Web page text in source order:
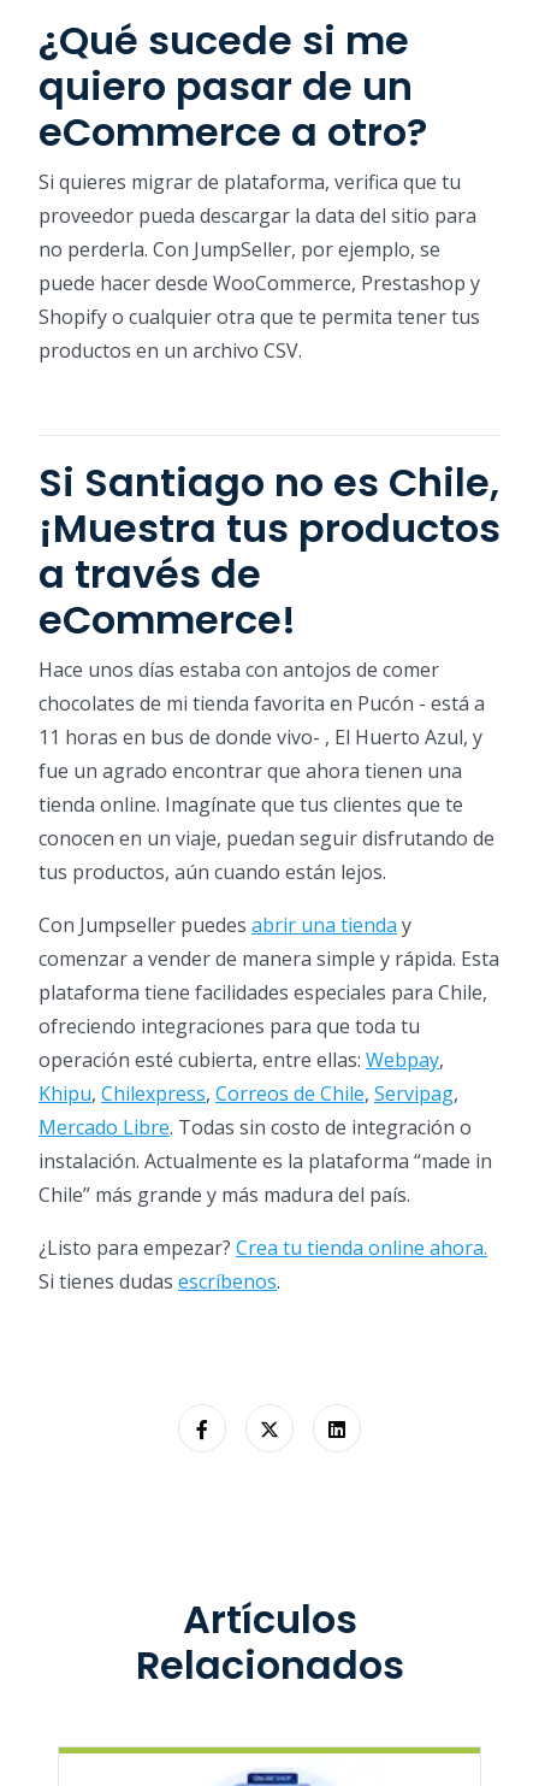
¿Qué sucede si me
quiero pasar de un
eCommerce a otro?
Si quieres migrar de plataforma, verifica que tu
proveedor pueda descargar la data del sitio para
no perderla. Con JumpSeller, por ejemplo, se
puede hacer desde WooCommerce, Prestashop y
Shopify o cualquier otra que te permita tener tus
productos en un archivo CSV.
Si Santiago no es Chile,
¡Muestra tus productos
a través de
eCommerce!
Hace unos días estaba con antojos de comer
chocolates de mi tienda favorita en Pucón - está a
11 horas en bus de donde vivo- , El Huerto Azul, y
fue un agrado encontrar que ahora tienen una
tienda online. Imagínate que tus clientes que te
conocen en un viaje, puedan seguir disfrutando de
tus productos, aún cuando están lejos.
Con Jumpseller puedes abrir una tienda y
comenzar a vender de manera simple y rápida. Esta
plataforma tiene facilidades especiales para Chile,
ofreciendo integraciones para que toda tu
operación esté cubierta, entre ellas: Webpay,
Khipu, Chilexpress, Correos de Chile, Servipag,
Mercado Libre. Todas sin costo de integración o
instalación. Actualmente es la plataforma “made in
Chile” más grande y más madura del país.
¿Listo para empezar? Crea tu tienda online ahora.
Si tienes dudas escríbenos.
Artículos
Relacionados